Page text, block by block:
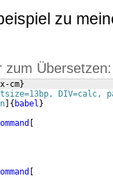
zu
zum Übersetzen:
cm}
DIV=calc,
{ babel }